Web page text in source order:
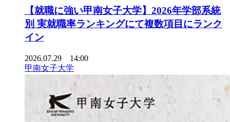
【就職に強い甲南女子大学】2026年学部系統
別 実就職率ランキングにて複数項目にランク
イン
2026.07.29 14:00
甲南女子大学